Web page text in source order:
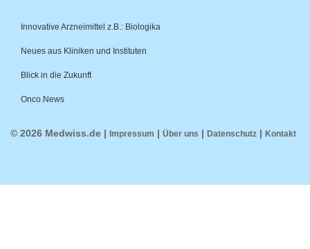
Innovative Arzneimittel z.B.: Biologika
Neues aus Kliniken und Instituten
Blick in die Zukunft
Onco.News
© 2026 Medwiss.de | Impressum | Über uns | Datenschutz | Kontakt